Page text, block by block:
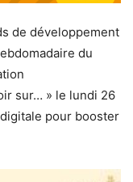
de développement
du
sur… » le lundi 26
digitale pour booster